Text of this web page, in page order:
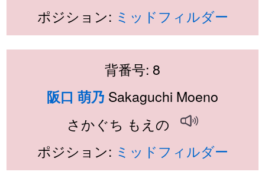
ポジション: ミッドフィルダー
背番号: 8
阪口 萌乃 Sakaguchi Moeno
さかぐち もえの
ポジション: ミッドフィルダー